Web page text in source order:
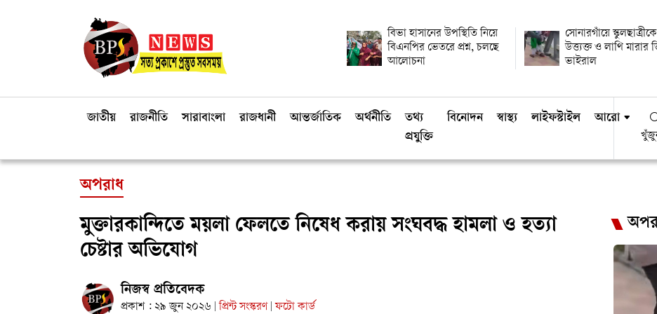
বিভা হাসানের উপস্থিতি নিয়ে
বিএনপির ভেতরে প্রশ্ন, চলছে
আলোচনা
সোনারগাঁয়ে স্কুলছাত্রীকে
উত্ত্যক্ত ও লাথি মারার
ভাইরাল
জাতীয় রাজনীতি সারাবাংলা রাজধানী আন্তর্জাতিক অর্থনীতি
তথ্য
প্রযুক্তি
বিনোদন স্বাস্থ্য লাইফস্টাইল আরো
অপরাধ
মুক্তারকান্দিতে ময়লা ফেলতে নিষেধ করায় সংঘবদ্ধ হামলা ও হত্যা
চেষ্টার অভিযোগ
নিজস্ব প্রতিবেদক
প্রকাশ : ২৯ জুন ২০২৬ প্রিন্ট সংস্করণ ফটো কার্ড